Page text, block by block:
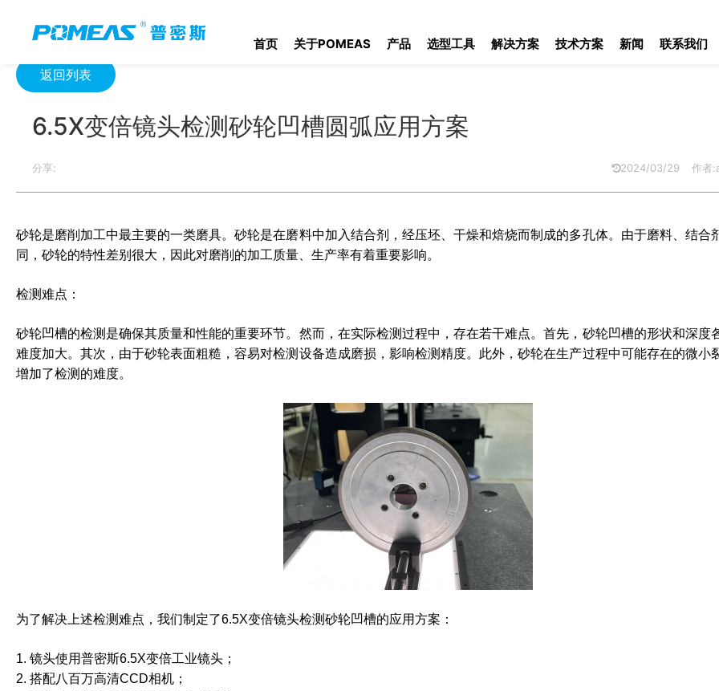
首页 关于POMEAS 产品 选型工具 解决方案 技术方案 新闻 联系我们
返回列表
6.5X变倍镜头检测砂轮凹槽圆弧应用方案
分享: 2024/03/29 作者
砂轮是磨削加工中最主要的一类磨具。砂轮是在磨料中加入结合剂，经压坯、干燥和焙烧而制成的多孔体。由于磨料、结合
同，砂轮的特性差别很大，因此对磨削的加工质量、生产率有着重要影响。
检测难点：
砂轮凹槽的检测是确保其质量和性能的重要环节。然而，在实际检测过程中，存在若干难点。首先，砂轮凹槽的形状和深度
难度加大。其次，由于砂轮表面粗糙，容易对检测设备造成磨损，影响检测精度。此外，砂轮在生产过程中可能存在的微小
增加了检测的难度。
为了解决上述检测难点，我们制定了6.5X变倍镜头检测砂轮凹槽的应用方案：
1. 镜头使用普密斯6.5X变倍工业镜头；
2. 搭配八百万高清CCD相机；